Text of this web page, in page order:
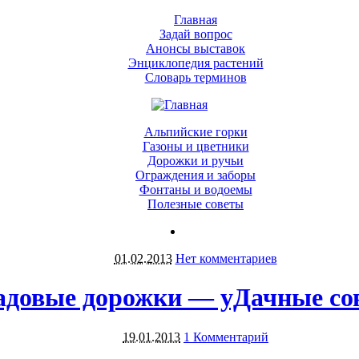
Главная
Задай вопрос
Анонсы выставок
Энциклопедия растений
Словарь терминов
Альпийские горки
Газоны и цветники
Дорожки и ручьи
Ограждения и заборы
Фонтаны и водоемы
Полезные советы
01.02.2013 Нет комментариев
дорожки — уДачные
19.01.2013 1 Комментарий